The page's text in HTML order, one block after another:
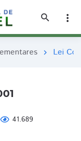
search
more_vert
chevron_right Lei
41.689